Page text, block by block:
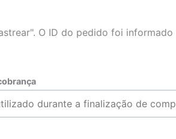
O ID do pedido foi